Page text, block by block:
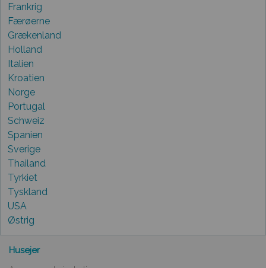
Frankrig
Færøerne
Grækenland
Holland
Italien
Kroatien
Norge
Portugal
Schweiz
Spanien
Sverige
Thailand
Tyrkiet
Tyskland
USA
Østrig
Husejer